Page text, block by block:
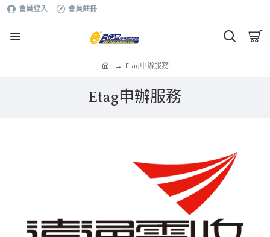
會員登入 會員註冊
Etag申辦服務
Etag申辦服務